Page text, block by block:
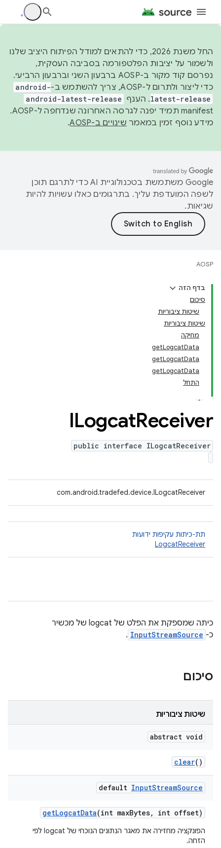
החל משנת 2026, כדי להתאים למודל הפיתוח היציב שלנו
ולשמור על יציבות הפלטפורמה בסביבה העסקית,
נפרסם קוד מקור ב-AOSP ברבעון השני וברבעון הרביעי.
כדי ליצור ולתרום ל-AOSP, צריך להשתמש ב-
android-
latest-release. הענף android-latest-release
manifest תמיד יפנה לגרסה האחרונה שנדחפה ל-AOSP.
מידע נוסף זמין במאמר שינויים ב-AOSP .
‫Google משתמשת בטכנולוגיית AI כדי לתרגם תוכן
לשפה המועדפת עליך. בתרגומים כאלו עשויות להיות
שגיאות.
AOSP
בדף הזה
סיכום
שיטות ציבוריות
שיטות ציבוריות
מחיקה
getLogcatData
getLogcatData
getLogcatData
התחל
ILogcatReceiver
public interface ILogcatReceiver
com.android.tradefed.device.ILogcatReceiver
תת-כיתות עקיפות ידועות
LogcatReceiver
כיתה שמספקת את הפלט של logcat של מכשיר
כ- InputStreamSource
.
סיכום
שיטות ציבוריות
abstract void
clear()
default InputStreamSource
getLogcatData(int maxBytes, int offset)
הפונקציה מחזירה את מאגר הנתונים הנוכחי של logcat לפי
הזחה.